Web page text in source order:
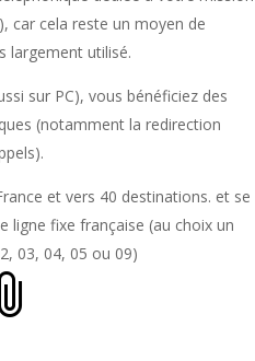
car cela reste un moyen de
largement utilisé.
sur PC), vous bénéficiez des
(notamment la redirection
et vers 40 destinations. et se
ligne fixe française (au choix un
03, 04, 05 ou 09)